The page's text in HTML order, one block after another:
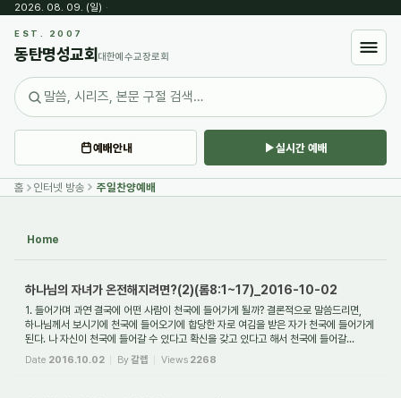
2026. 08. 09. (일) ·
EST. 2007
동탄명성교회 대한예수교장로회
예배안내 실시간 예배
홈 인터넷 방송 주일찬양예배
Home
하나님의 자녀가 온전해지려면?(2)(롬8:1~17)_2016-10-02
1. 들어가며 과연 결국에 어떤 사람이 천국에 들어가게 될까? 결론적으로 말씀드리면,
하나님께서 보시기에 천국에 들어오기에 합당한 자로 여김을 받은 자가 천국에 들어가게
된다. 나 자신이 천국에 들어갈 수 있다고 확신을 갖고 있다고 해서 천국에 들어갈...
Date 2016.10.02 By갈렙 Views 2268
Sketchbook5, 스케치북5
Sketchbook5, 스케치북5